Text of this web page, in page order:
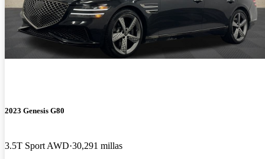
2023 Genesis G80
3.5T Sport AWD 30,291 millas